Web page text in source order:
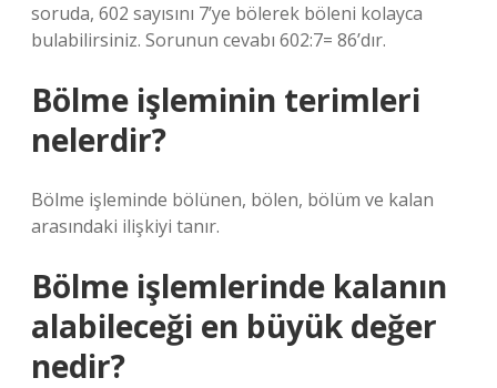
soruda, 602 sayısını 7’ye bölerek böleni kolayca
bulabilirsiniz. Sorunun cevabı 602:7= 86’dır.
Bölme işleminin terimleri
nelerdir?
Bölme işleminde bölünen, bölen, bölüm ve kalan
arasındaki ilişkiyi tanır.
Bölme işlemlerinde kalanın
alabileceği en büyük değer
nedir?